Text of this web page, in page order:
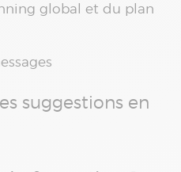
global et du plan
suggestions en